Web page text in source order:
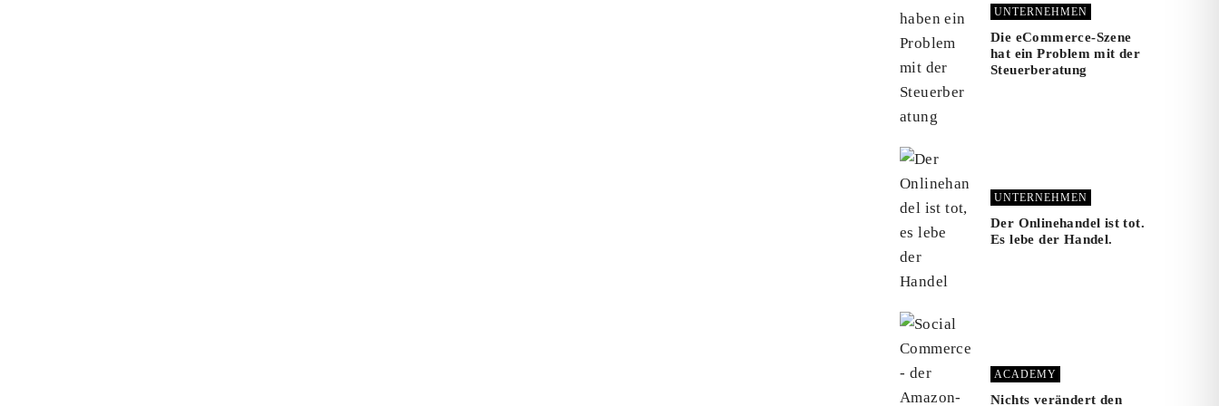
UNTERNEHMEN
Die eCommerce-Szene
hat ein Problem mit der
Steuerberatung
UNTERNEHMEN
Der Onlinehandel ist tot.
Es lebe der Handel.
ACADEMY
Nichts verändert den